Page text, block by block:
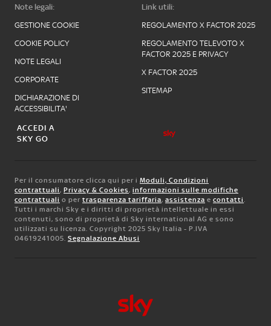
Note legali:
GESTIONE COOKIE
COOKIE POLICY
NOTE LEGALI
CORPORATE
DICHIARAZIONE DI
ACCESSIBILITA'
Link utili:
REGOLAMENTO X FACTOR 2025
REGOLAMENTO TELEVOTO X
FACTOR 2025 E PRIVACY
X FACTOR 2025
SITEMAP
ACCEDI A
SKY GO
Per il consumatore clicca qui per i Moduli, Condizioni
contrattuali, Privacy & Cookies, informazioni sulle modifiche
contrattuali o per trasparenza tariffaria, assistenza e contatti.
Tutti i marchi Sky e i diritti di proprietà intellettuale in essi
contenuti, sono di proprietà di Sky international AG e sono
utilizzati su licenza. Copyright 2025 Sky Italia - P.IVA
04619241005. Segnalazione Abusi